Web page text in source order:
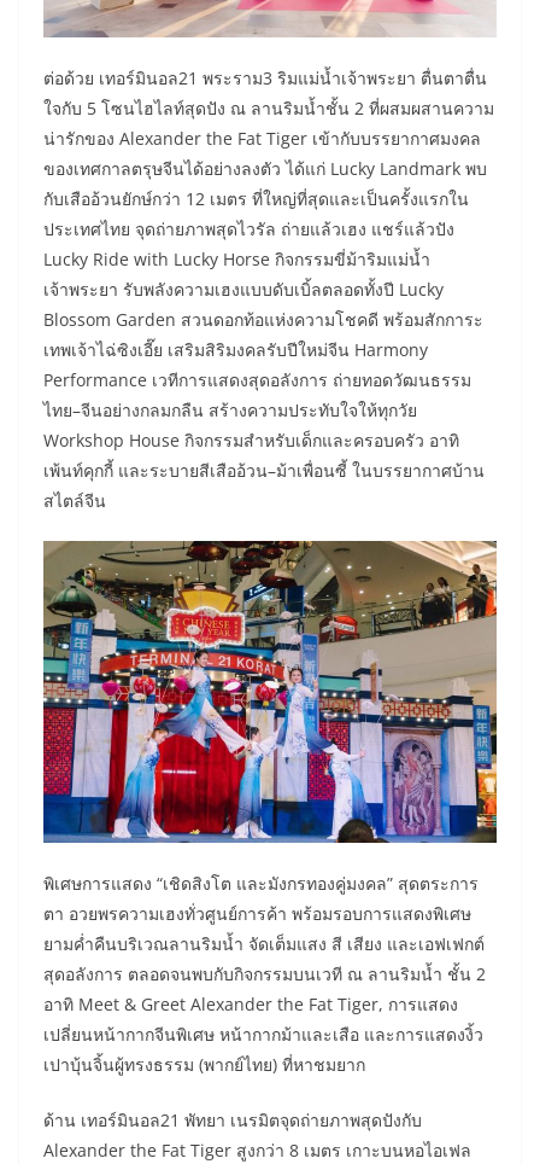
ต่อด้วย เทอร์มินอล21 พระราม3 ริมแม่น้ำเจ้าพระยา ตื่นตาตื่น
ใจกับ 5 โซนไฮไลท์สุดปัง ณ ลานริมน้ำชั้น 2 ที่ผสมผสานความ
น่ารักของ Alexander the Fat Tiger เข้ากับบรรยากาศมงคล
ของเทศกาลตรุษจีนได้อย่างลงตัว ได้แก่ Lucky Landmark พบ
กับเสืออ้วนยักษ์กว่า 12 เมตร ที่ใหญ่ที่สุดและเป็นครั้งแรกใน
ประเทศไทย จุดถ่ายภาพสุดไวรัล ถ่ายแล้วเฮง แชร์แล้วปัง
Lucky Ride with Lucky Horse กิจกรรมขี่ม้าริมแม่น้ำ
เจ้าพระยา รับพลังความเฮงแบบดับเบิ้ลตลอดทั้งปี Lucky
Blossom Garden สวนดอกท้อแห่งความโชคดี พร้อมสักการะ
เทพเจ้าไฉ่ซิงเอี๊ย เสริมสิริมงคลรับปีใหม่จีน Harmony
Performance เวทีการแสดงสุดอลังการ ถ่ายทอดวัฒนธรรม
ไทย–จีนอย่างกลมกลืน สร้างความประทับใจให้ทุกวัย
Workshop House กิจกรรมสำหรับเด็กและครอบครัว อาทิ
เพ้นท์คุกกี้ และระบายสีเสืออ้วน–ม้าเพื่อนซี้ ในบรรยากาศบ้าน
สไตล์จีน
พิเศษการแสดง “เชิดสิงโต และมังกรทองคู่มงคล” สุดตระการ
ตา อวยพรความเฮงทั่วศูนย์การค้า พร้อมรอบการแสดงพิเศษ
ยามค่ำคืนบริเวณลานริมน้ำ จัดเต็มแสง สี เสียง และเอฟเฟกต์
สุดอลังการ ตลอดจนพบกับกิจกรรมบนเวที ณ ลานริมน้ำ ชั้น 2
อาทิ Meet & Greet Alexander the Fat Tiger, การแสดง
เปลี่ยนหน้ากากจีนพิเศษ หน้ากากม้าและเสือ และการแสดงงิ้ว
เปาบุ้นจิ้นผู้ทรงธรรม (พากย์ไทย) ที่หาชมยาก
ด้าน เทอร์มินอล21 พัทยา เนรมิตจุดถ่ายภาพสุดปังกับ
Alexander the Fat Tiger สูงกว่า 8 เมตร เกาะบนหอไอเฟล